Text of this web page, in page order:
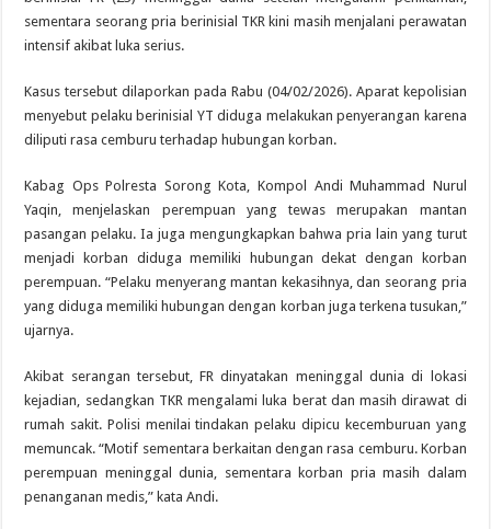
sementara seorang pria berinisial TKR kini masih menjalani perawatan
intensif akibat luka serius.
Kasus tersebut dilaporkan pada Rabu (04/02/2026). Aparat kepolisian
menyebut pelaku berinisial YT diduga melakukan penyerangan karena
diliputi rasa cemburu terhadap hubungan korban.
Kabag Ops Polresta Sorong Kota, Kompol Andi Muhammad Nurul
Yaqin, menjelaskan perempuan yang tewas merupakan mantan
pasangan pelaku. Ia juga mengungkapkan bahwa pria lain yang turut
menjadi korban diduga memiliki hubungan dekat dengan korban
perempuan. “Pelaku menyerang mantan kekasihnya, dan seorang pria
yang diduga memiliki hubungan dengan korban juga terkena tusukan,”
ujarnya.
Akibat serangan tersebut, FR dinyatakan meninggal dunia di lokasi
kejadian, sedangkan TKR mengalami luka berat dan masih dirawat di
rumah sakit. Polisi menilai tindakan pelaku dipicu kecemburuan yang
memuncak. “Motif sementara berkaitan dengan rasa cemburu. Korban
perempuan meninggal dunia, sementara korban pria masih dalam
penanganan medis,” kata Andi.